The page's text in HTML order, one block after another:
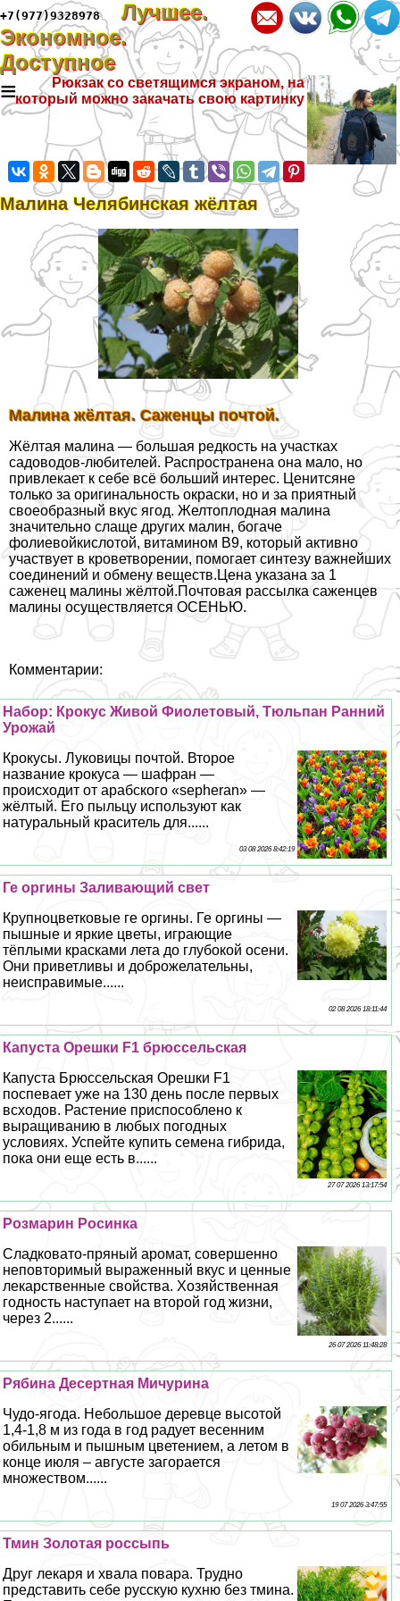
+7(977)9328978
Лучшее.
Экономное.
Доступное
≡
Рюкзак со светящимся экраном, на
который можно закачать свою картинку
Малина Челябинская жёлтая
Малина жёлтая. Саженцы почтой.
Жёлтая малина — большая редкость на участках
садоводов-любителей. Распространена она мало, но
привлекает к себе всё больший интерес. Ценитсяне
только за оригинальность окраски, но и за приятный
своеобразный вкус ягод. Желтоплодная малина
значительно слаще других малин, богаче
фолиевойкислотой, витамином В9, который активно
участвует в кроветворении, помогает синтезу важнейших
соединений и обмену веществ.Цена указана за 1
саженец малины жёлтой.Почтовая рассылка саженцев
малины осуществляется ОСЕНЬЮ.
Комментарии:
Набор: Крокус Живой Фиолетовый, Тюльпан Ранний
Урожай
Крокусы. Луковицы почтой. Второе
название крокуса — шафран —
происходит от арабского «sepheran» —
жёлтый. Его пыльцу используют как
натуральный краситель для......
03 08 2026 8:42:19
Ге opгины Заливающий свет
Крупноцветковые ге opгины. Ге opгины —
пышные и яркие цветы, играющие
тёплыми красками лета до глубокой осени.
Они приветливы и доброжелательны,
неисправимые......
02 08 2026 18:11:44
Капуста Орешки F1 брюссельская
Капуста Брюссельская Орешки F1
поспевает уже на 130 день после первых
всходов. Растение приспособлено к
выращиванию в любых погодных
условиях. Успейте купить семена гибрида,
пока они еще есть в......
27 07 2026 13:17:54
Розмарин Росинка
Сладковато-пряный аромат, совершенно
неповторимый выраженный вкус и ценные
лекарственные свойства. Хозяйственная
годность наступает на второй год жизни,
через 2......
26 07 2026 11:48:28
Рябина Десертная Мичурина
Чудо-ягода. Небольшое деревце высотой
1,4-1,8 м из года в год радует весенним
обильным и пышным цветением, а летом в
конце июля – августе загорается
множеством......
19 07 2026 3:47:55
Тмин Золотая россыпь
Друг лекаря и хвала повара. Трудно
представить себе русскую кухню без тмина.